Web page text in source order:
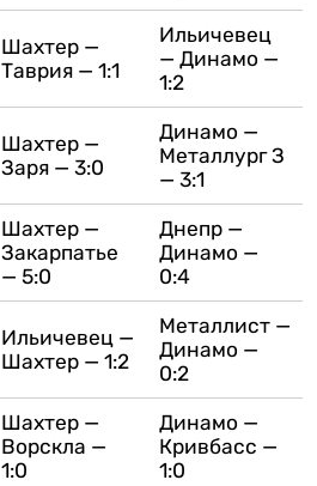
Шахтер —
Таврия — 1:1
Ильичевец
— Динамо —
1:2
Шахтер —
Заря — 3:0
Динамо —
Металлург З
— 3:1
Шахтер —
Закарпатье
— 5:0
Днепр —
Динамо —
0:4
Ильичевец —
Шахтер — 1:2
Металлист —
Динамо —
0:2
Шахтер —
Ворскла —
1:0
Динамо —
Кривбасс —
1:0